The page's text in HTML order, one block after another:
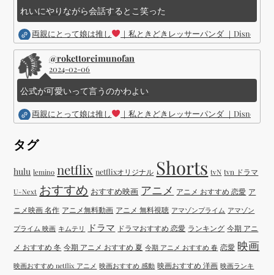
れいにやりながら会話するとこ笑った
両親にとって娘は推し ｜私ときどきレッサーパンダ ｜Disney (
@rokettoreimunofan
2024-02-06
公式が可愛いって言うのかわよい
両親にとって娘は推し ｜私ときどきレッサーパンダ ｜Disney (
タグ
hulu lemino netflix netflixオリジナル Shorts tvN tvn ドラマ
U-Next おすすめ おすすめ映画 アニメ アニメ おすすめ 恋愛 ア
ニメ映画 名作 アニメ無料動画 アニメ 無料視聴 アマゾンプライム アマゾン
プライム 映画 キムテリ ドラマ ドラマおすすめ 恋愛 ランキング 今期 アニ
メ おすすめ 冬 今期 アニメ おすすめ 夏 今期 アニメ おすすめ 春 恋愛 映画
映画おすすめ netflix アニメ 映画おすすめ 感動 映画おすすめ 洋画 映画ランキ